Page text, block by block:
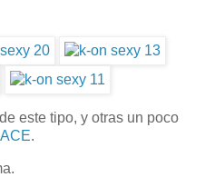
este tipo, y otras un poco
.